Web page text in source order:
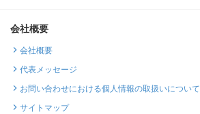
会社概要
会社概要
代表メッセージ
お問い合わせにおける個人情報の取扱いについて
サイトマップ